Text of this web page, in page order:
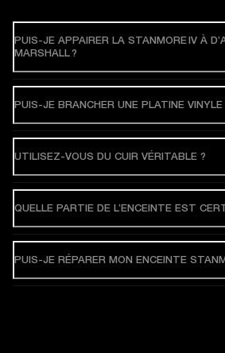
PUIS-JE APPAIRER LA STANMORE IV À
MARSHALL ?
PUIS-JE BRANCHER UNE PLATINE
UTILISEZ-VOUS DU CUIR VÉRITABLE ?
QUELLE PARTIE DE L’ENCEINTE EST
PUIS-JE RÉPARER MON ENCEINTE